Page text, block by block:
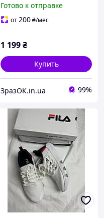
текстиль
Готово к отправке
от200₴/мес
1 199₴
Купить
ЗразОК.in.ua 99%